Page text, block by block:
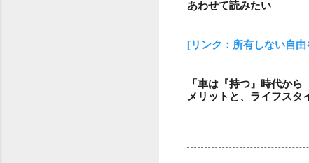
あわせて読みたい
[リンク：所有しない自
「車は『持つ』時代か
メリットと、ライフスタ